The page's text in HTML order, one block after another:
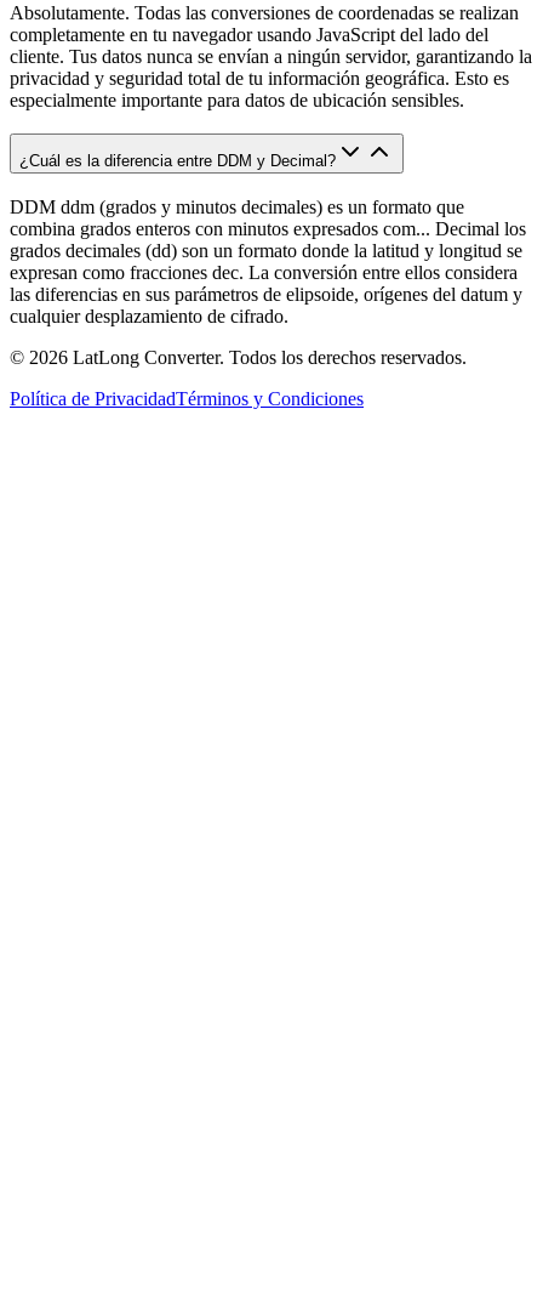
Absolutamente. Todas las conversiones de coordenadas se realizan
completamente en tu navegador usando JavaScript del lado del
cliente. Tus datos nunca se envían a ningún servidor, garantizando la
privacidad y seguridad total de tu información geográfica. Esto es
especialmente importante para datos de ubicación sensibles.
¿Cuál es la diferencia entre DDM y Decimal?
DDM ddm (grados y minutos decimales) es un formato que
combina grados enteros con minutos expresados com... Decimal los
grados decimales (dd) son un formato donde la latitud y longitud se
expresan como fracciones dec. La conversión entre ellos considera
las diferencias en sus parámetros de elipsoide, orígenes del datum y
cualquier desplazamiento de cifrado.
© 2026 LatLong Converter. Todos los derechos reservados.
Política de PrivacidadTérminos y Condiciones